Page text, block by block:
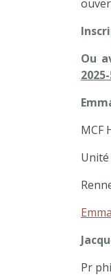
Ou
MCF
Unité
Pr